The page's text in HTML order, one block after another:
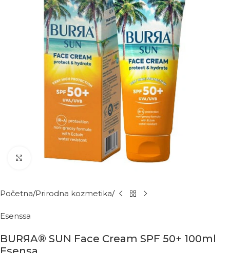
Kliknite za povećanje
Početna Prirodna kozmetika
Esenssa
BURЯA® SUN Face Cream SPF 50+ 100ml